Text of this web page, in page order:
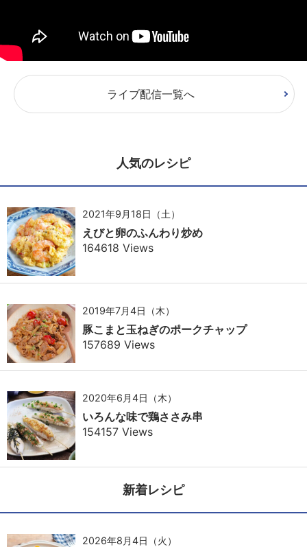
ライブ配信一覧へ
人気のレシピ
2021年9月18日（土）
えびと卵のふんわり炒め
164618 Views
2019年7月4日（木）
豚こまと玉ねぎのポークチャップ
157689 Views
2020年6月4日（木）
いろんな味で鶏ささみ串
154157 Views
新着レシピ
2026年8月4日（火）